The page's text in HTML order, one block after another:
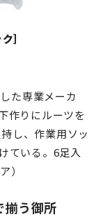
］
た専業メーカ
作りにルーツを
し、作業用ソッ
ている。6足入
）
揃う御所